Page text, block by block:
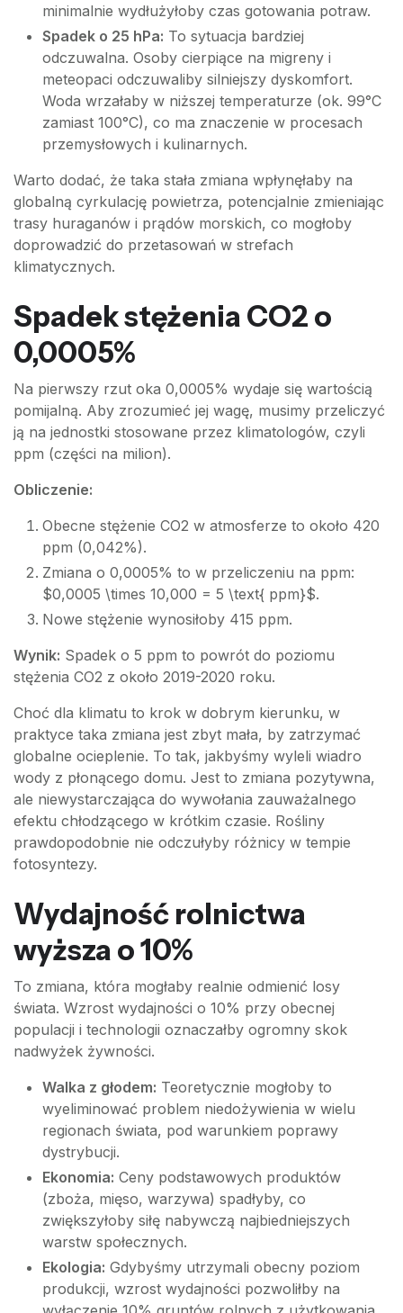
minimalnie wydłużyłoby czas gotowania potraw.
Spadek o 25 hPa: To sytuacja bardziej
odczuwalna. Osoby cierpiące na migreny i
meteopaci odczuwaliby silniejszy dyskomfort.
Woda wrzałaby w niższej temperaturze (ok. 99°C
zamiast 100°C), co ma znaczenie w procesach
przemysłowych i kulinarnych.
Warto dodać, że taka stała zmiana wpłynęłaby na
globalną cyrkulację powietrza, potencjalnie zmieniając
trasy huraganów i prądów morskich, co mogłoby
doprowadzić do przetasowań w strefach
klimatycznych.
Spadek stężenia CO2 o
0,0005%
Na pierwszy rzut oka 0,0005% wydaje się wartością
pomijalną. Aby zrozumieć jej wagę, musimy przeliczyć
ją na jednostki stosowane przez klimatologów, czyli
ppm (części na milion).
Obliczenie:
Obecne stężenie CO2 w atmosferze to około 420
ppm (0,042%).
Zmiana o 0,0005% to w przeliczeniu na ppm:
$0,0005 \times 10,000 = 5 \text{ ppm}$.
Nowe stężenie wynosiłoby 415 ppm.
Wynik: Spadek o 5 ppm to powrót do poziomu
stężenia CO2 z około 2019-2020 roku.
Choć dla klimatu to krok w dobrym kierunku, w
praktyce taka zmiana jest zbyt mała, by zatrzymać
globalne ocieplenie. To tak, jakbyśmy wyleli wiadro
wody z płonącego domu. Jest to zmiana pozytywna,
ale niewystarczająca do wywołania zauważalnego
efektu chłodzącego w krótkim czasie. Rośliny
prawdopodobnie nie odczułyby różnicy w tempie
fotosyntezy.
Wydajność rolnictwa
wyższa o 10%
To zmiana, która mogłaby realnie odmienić losy
świata. Wzrost wydajności o 10% przy obecnej
populacji i technologii oznaczałby ogromny skok
nadwyżek żywności.
Walka z głodem: Teoretycznie mogłoby to
wyeliminować problem niedożywienia w wielu
regionach świata, pod warunkiem poprawy
dystrybucji.
Ekonomia: Ceny podstawowych produktów
(zboża, mięso, warzywa) spadłyby, co
zwiększyłoby siłę nabywczą najbiedniejszych
warstw społecznych.
Ekologia: Gdybyśmy utrzymali obecny poziom
produkcji, wzrost wydajności pozwoliłby na